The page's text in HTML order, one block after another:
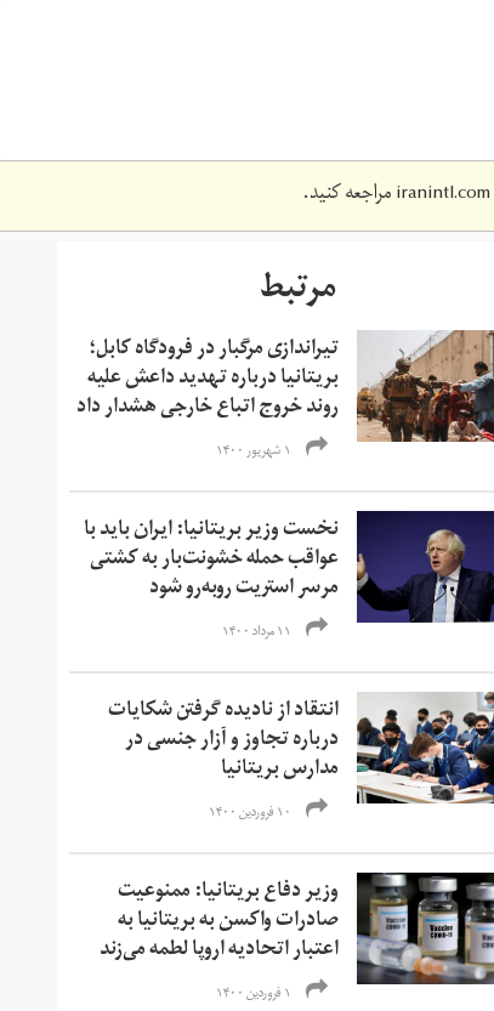
iranintl.comمراجعه کنید.
مرتبط
تیراندازی مرگبار در فرودگاه کابل؛
بریتانیا درباره تهدید داعش علیه
روند خروج اتباع خارجی هشدار داد
۱ شهریور ۱۴۰۰
نخست وزیر بریتانیا: ایران باید با
عواقب حمله خشونت‌بار به کشتی
مرسر استریت روبه‌رو شود
۱۱ مرداد ۱۴۰۰
انتقاد از نادیده گرفتن شکایات
درباره تجاوز و آزار جنسی در
مدارس بریتانیا
۱۰ فروردین ۱۴۰۰
وزیر دفاع بریتانیا: ممنوعیت
صادرات واکسن به بریتانیا به
اعتبار اتحادیه اروپا لطمه می‌زند
۱ فروردین ۱۴۰۰